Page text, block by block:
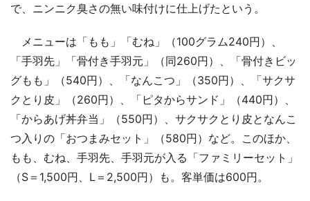
で、ニンニク臭さの無い味付けに仕上げたという。
メニューは「もも」「むね」（100グラム240円）、
「手羽先」「骨付き手羽元」（同260円）、「骨付きビッ
グもも」（540円）、「なんこつ」（350円）、「サクサ
クとり皮」（260円）、「ピタからサンド」（440円）、
「からあげ丼弁当」（550円）、サクサクとり皮となんこ
つ入りの「おつまみセット」（580円）など。このほか、
もも、むね、手羽先、手羽元が入る「ファミリーセット」
（S＝1,500円、L＝2,500円）も。客単価は600円。